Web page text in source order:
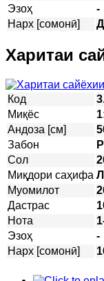
Эзоҳ
-
Нарх [сомонӣ]
Харитаи
Код
Миқёс
Андоза [см]
Забон
Сол
Миқдори саҳифа
Муомилот
Дастрас
Нота
Эзоҳ
-
Нарх [сомонӣ]